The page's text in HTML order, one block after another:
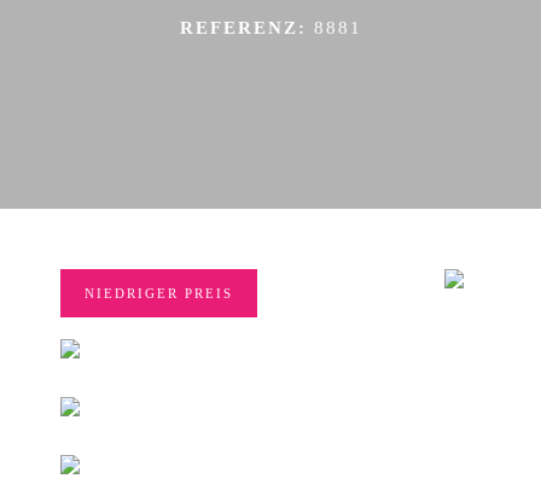
REFERENZ: 8881
NIEDRIGER PREIS